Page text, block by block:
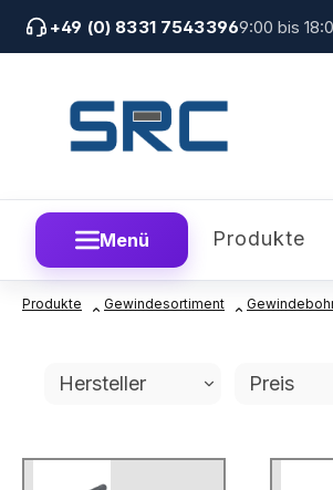
Hauptinhalt springen
Zur Suche springen
Zur Hauptnavigation springen
+49 (0) 8331 75433969:00 bis
Menü Produkte
Produkte Gewindesortiment
Hersteller Preis